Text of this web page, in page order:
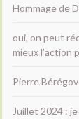
Hommage de
oui, on peut
mieux l’action
Pierre
Juillet 2024 :